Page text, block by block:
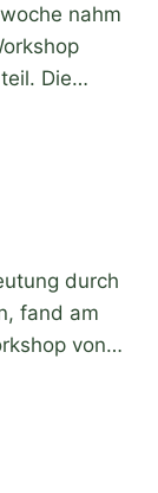
nahm
teil. Die…
durch
fand am
von…